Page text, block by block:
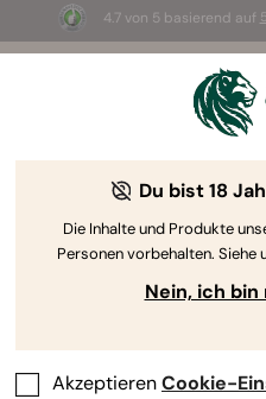
4.7 von 5 basierend auf
☀️ Sommer-Sale:
auf ausgewählte
The
Du bist 18
Die Inhalte und Produkte
Personen vorbehalten. Siehe
Nein, ich
AkzeptierenCookie-